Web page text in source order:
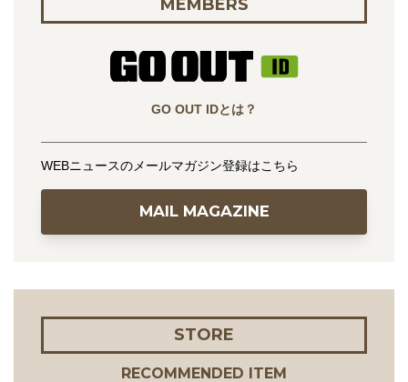
MEMBERS
GO OUT IDとは？
WEBニュースのメールマガジン登録はこちら
MAIL MAGAZINE
STORE
RECOMMENDED ITEM